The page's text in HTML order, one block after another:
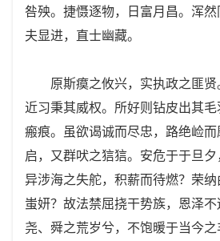
咎殃。捷慑逐物，日富月昌。浑
夫显进，直士幽藏。
原斯瘼之攸兴，实执政之匪贤
近习秉其威权。所好则钻皮出其
瘢痕。虽欲谒诚而尽忠，路绝崄
启，又群吠之狺狺。安危于于旦
异涉海之失舵，积薪而待燃？荣
蚩妍？故法禁屈挠干势族，恩泽
尧、舜之荒岁兮，不饱暖于当今